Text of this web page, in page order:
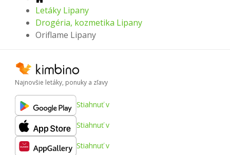
Letáky Lipany
Drogéria, kozmetika Lipany
Oriflame Lipany
Najnovšie letáky, ponuky a zľavy
Stiahnuť v
Stiahnuť v
Stiahnuť v